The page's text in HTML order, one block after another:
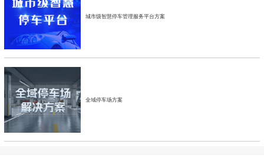
城市级智慧停车管理服务平台方案
全域停车场方案